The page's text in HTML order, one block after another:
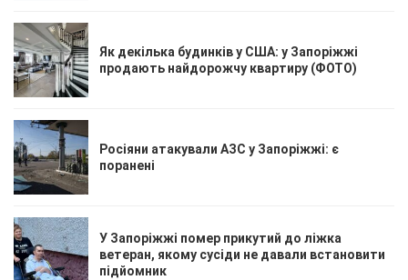
Як декілька будинків у США: у Запоріжжі
продають найдорожчу квартиру (ФОТО)
Росіяни атакували АЗС у Запоріжжі: є
поранені
У Запоріжжі помер прикутий до ліжка
ветеран, якому сусіди не давали встановити
підйомник